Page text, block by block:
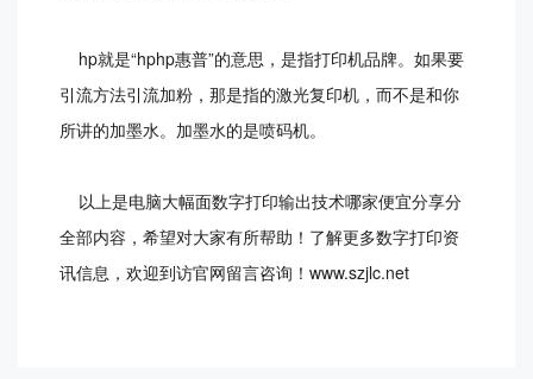
hp就是“hphp惠普”的意思，是指打印机品牌。如果要
引流方法引流加粉，那是指的激光复印机，而不是和你
所讲的加墨水。加墨水的是喷码机。
以上是电脑大幅面数字打印输出技术哪家便宜分享分
全部内容，希望对大家有所帮助！了解更多数字打印资
讯信息，欢迎到访官网留言咨询！www.szjlc.net